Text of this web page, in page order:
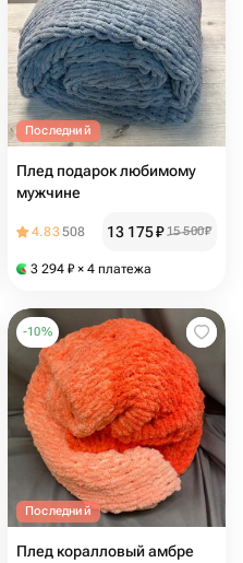
Последний
Плед подарок любимому
мужчине
4.83508 13 175₽ 15 500₽
3 294 ₽ × 4 платежа
-10%
Последний
Плед коралловый амбре